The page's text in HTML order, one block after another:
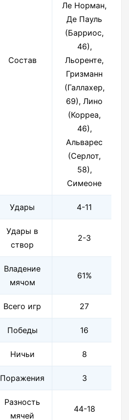
Состав
Ле Норман,
Де Пауль
(Барриос,
46),
Льоренте,
Гризманн
(Галлахер,
69), Лино
(Корреа,
46),
Альварес
(Серлот,
58),
Симеоне
Удары 4-11
Удары в
створ
2-3
Владение
мячом
61%
Всего игр 27
Победы 16
Ничьи 8
Поражения 3
Разность
мячей
44-18